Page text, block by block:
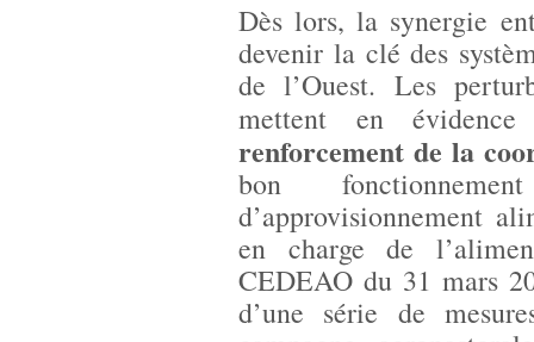
Dès lors, la synergie
devenir la clé des
de l’Ouest. Les
mettent en
renforcement de la
bon
d’approvisionnement
en charge de
CEDEAO du 31 mars
d’une série de